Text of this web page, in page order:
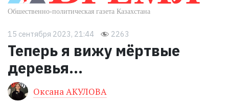
15 сентября 2023, 21:44 2263
Теперь я вижу мёртвые
деревья…
Оксана АКУЛОВА